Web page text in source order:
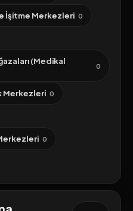
İşitme Merkezleri 0
(Medikal
0
Merkezleri 0
0